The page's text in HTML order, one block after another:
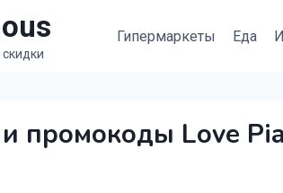
Гипермаркеты Еда
промокоды Love